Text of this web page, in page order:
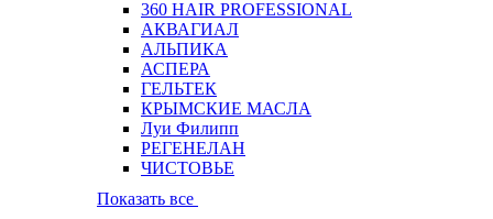
360 HAIR PROFESSIONAL
АКВАГИАЛ
АЛЬПИКА
АСПЕРА
ГЕЛЬТЕК
КРЫМСКИЕ МАСЛА
Луи Филипп
РЕГЕНЕЛАН
ЧИСТОВЬЕ
Показать все